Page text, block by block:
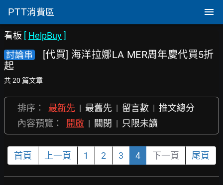
PTT消費區
看板 [ HelpBuy]
討論串
[代買] 海洋拉娜LA MER周年慶代買5折
起
共 20 篇文章
排序： 最新先 | 最舊先 | 留言數 | 推文總分
內容預覽：
開啟 | 關閉 | 只限未讀
首頁 上一頁 1 2 3 4 下一頁 尾頁